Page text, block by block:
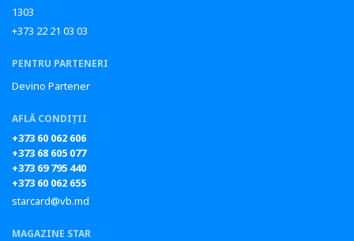
1303
+373 22 21 03 03
PENTRU PARTENERI
Devino Partener
AFLĂ CONDIȚII
+373 60 062 606
+373 68 605 077
+373 69 795 440
+373 60 062 655
starcard@vb.md
MAGAZINE STAR